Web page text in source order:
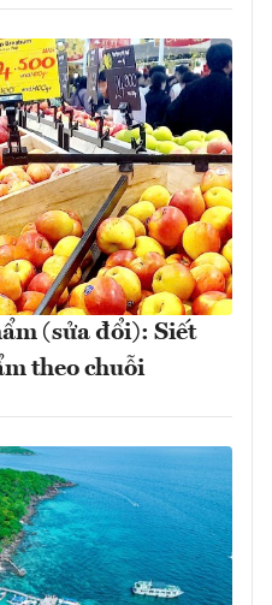
(sửa đổi): Siết
theo chuỗi